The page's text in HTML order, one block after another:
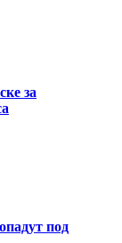
за
под